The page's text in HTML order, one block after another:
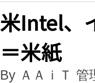
米Intel、
＝米紙
By ＡＡｉＴ 管